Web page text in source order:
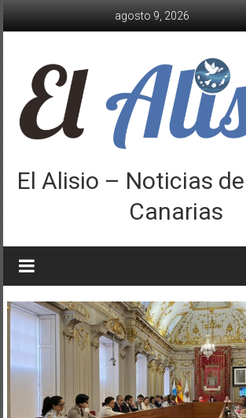
agosto 9, 2026
El Alisio – Noticias
Canarias